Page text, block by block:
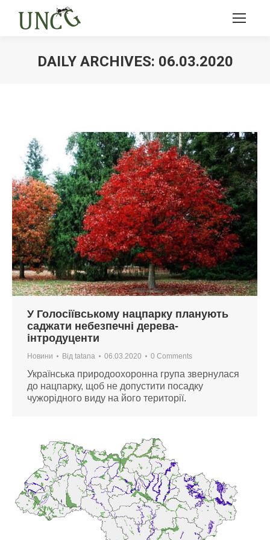
DAILY ARCHIVES: 06.03.2020
У Голосіївському нацпарку планують
саджати небезпечні дерева-
інтродуценти
Новини Від tatana 06.03.2020 0 Comments
Українська природоохоронна група звернулася
до нацпарку, щоб не допустити посадку
чужорідного виду на його території.